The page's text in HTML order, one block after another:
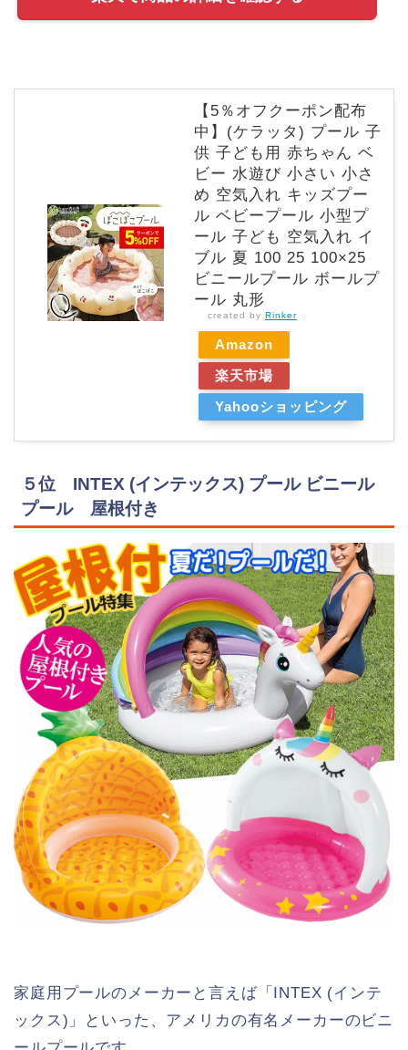
【5％オフクーポン配布
中】(ケラッタ) プール 子
供 子ども用 赤ちゃん ベ
ビー 水遊び 小さい 小さ
め 空気入れ キッズプー
ル ベビープール 小型プ
ール 子ども 空気入れ イ
ブル 夏 100 25 100×25
ビニールプール ボールプ
ール 丸形
created by Rinker
Amazon
楽天市場
Yahooショッピング
５位 INTEX (インテックス) プール ビニール
プール 屋根付き
家庭用プールのメーカーと言えば「INTEX (インテ
ックス)」といった、アメリカの有名メーカーのビニ